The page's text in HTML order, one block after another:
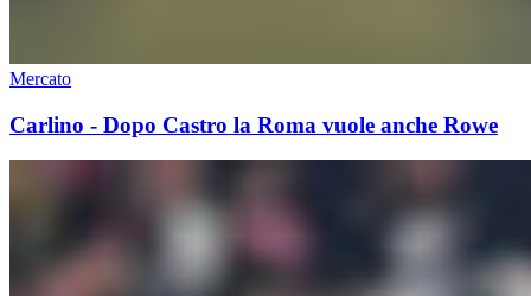
Mercato
Carlino - Dopo Castro la Roma vuole anche Rowe